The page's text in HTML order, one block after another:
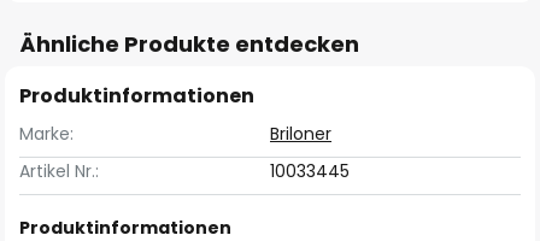
Ähnliche Produkte entdecken
Produktinformationen
Marke:
Briloner
Artikel Nr.:
10033445
Produktinformationen